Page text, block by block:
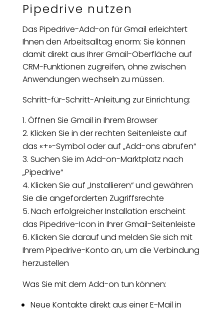
Pipedrive nutzen
Das Pipedrive-Add-on für Gmail erleichtert
Ihnen den Arbeitsalltag enorm: Sie können
damit direkt aus Ihrer Gmail-Oberfläche auf
CRM-Funktionen zugreifen, ohne zwischen
Anwendungen wechseln zu müssen.
Schritt-für-Schritt-Anleitung zur Einrichtung:
Öffnen Sie Gmail in Ihrem Browser
Klicken Sie in der rechten Seitenleiste auf
das «+»-Symbol oder auf „Add-ons abrufen“
Suchen Sie im Add-on-Marktplatz nach
„Pipedrive“
Klicken Sie auf „Installieren“ und gewähren
Sie die angeforderten Zugriffsrechte
Nach erfolgreicher Installation erscheint
das Pipedrive-Icon in Ihrer Gmail-Seitenleiste
Klicken Sie darauf und melden Sie sich mit
Ihrem Pipedrive-Konto an, um die Verbindung
herzustellen
Was Sie mit dem Add-on tun können:
Neue Kontakte direkt aus einer E-Mail in